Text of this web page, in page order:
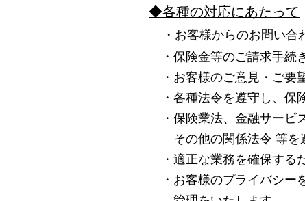
◆各種の対応にあたって
・お客様からのお問い合
・保険金等のご請求手続
・お客様のご意見・ご要
・各種法令を遵守し、保
・保険業法、金融サービ
その他の関係法令 等を
・適正な業務を確保する
・お客様のプライバシー